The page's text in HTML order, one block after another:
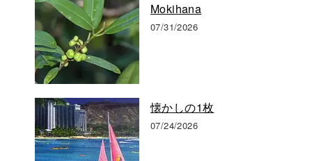
Mokihana
07/31/2026
懐かしの1枚
07/24/2026